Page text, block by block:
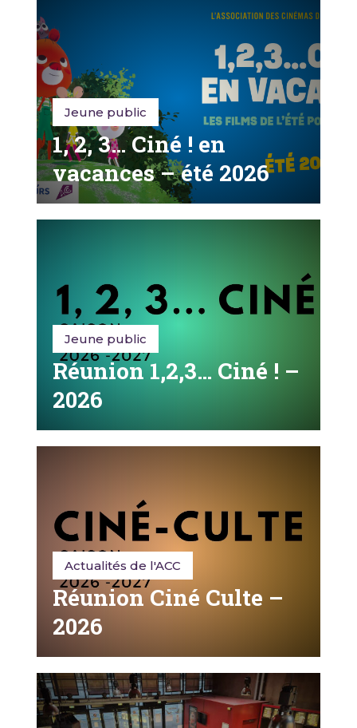
Jeune public
1, 2, 3… Ciné ! en
vacances – été 2026
Jeune public
Réunion 1,2,3… Ciné ! –
2026
Actualités de l'ACC
Réunion Ciné Culte –
2026